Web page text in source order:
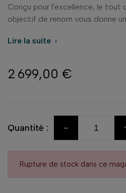
Conçu pour l'excellence, le tout
objectif de renom vous donne
Lire la suite 
2 699,00 €
Quantité : -
Rupture de stock dans ce